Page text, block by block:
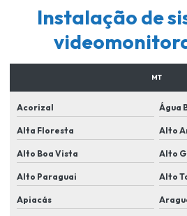
Empresa de portaria remota
Empresa de segurança em lucas do rio verde
Empresa de sistema de segurança
Empresas de instalação de sistema de
Empresas de manutenção de cameras de
Equipamentos de segurança para
Fornecedor de cameras de segurança
Instalação de
MT
Acorizal Água
Alta Floresta Alto
Alto Boa Vista Alto
Alto Paraguai Alto
Apiacás